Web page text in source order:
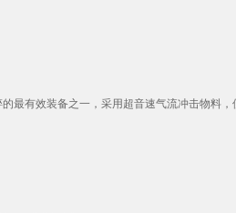
最有效装备之一，采用超音速气流冲击物料